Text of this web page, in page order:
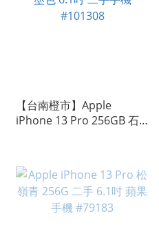
【台南橙市】Apple
iPhone 13 Pro 256GB 石